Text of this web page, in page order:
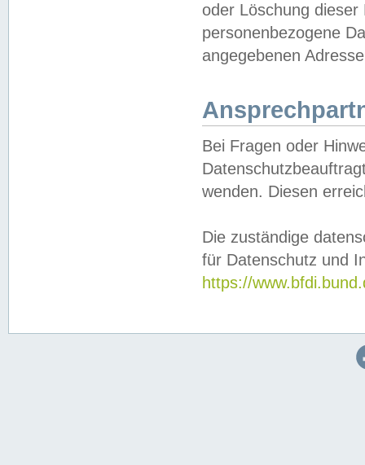
oder Löschung
personenbezogene
angegebenen
Bei Fragen oder
wenden. Diesen
Die zuständige
für Datenschutz und
https://